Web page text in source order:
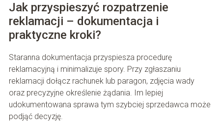
Jak przyspieszyć rozpatrzenie
reklamacji – dokumentacja i
praktyczne kroki?
Staranna dokumentacja przyspiesza procedurę
reklamacyjną i minimalizuje spory. Przy zgłaszaniu
reklamacji dołącz rachunek lub paragon, zdjęcia wady
oraz precyzyjne określenie żądania. Im lepiej
udokumentowana sprawa tym szybciej sprzedawca może
podjąć decyzję.